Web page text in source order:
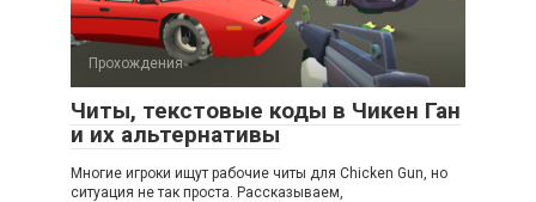
Прохождения
Читы, текстовые коды в Чикен Ган
и их альтернативы
Многие игроки ищут рабочие читы для Chicken Gun, но
ситуация не так проста. Рассказываем,